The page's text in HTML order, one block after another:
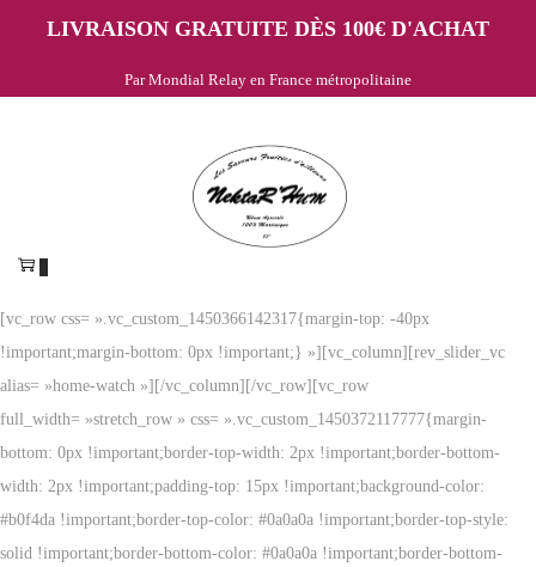
LIVRAISON GRATUITE DÈS 100€ D'ACHAT
Par Mondial Relay en France métropolitaine
navigation
[vc_row css= ».vc_custom_1450366142317{margin-top: -40px
!important;margin-bottom: 0px !important;} »][vc_column][rev_slider_vc
alias= »home-watch »][/vc_column][/vc_row][vc_row
full_width= »stretch_row » css= ».vc_custom_1450372117777{margin-
bottom: 0px !important;border-top-width: 2px !important;border-bottom-
width: 2px !important;padding-top: 15px !important;background-color:
#b0f4da !important;border-top-color: #0a0a0a !important;border-top-style:
solid !important;border-bottom-color: #0a0a0a !important;border-bottom-